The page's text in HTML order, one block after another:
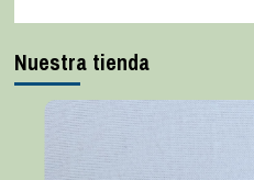
Nuestra tienda